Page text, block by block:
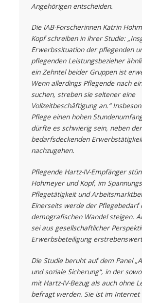
Angehörigen entscheiden.
Die IAB-Forscherinnen Katrin
Kopf schreiben in ihrer Studie:
Erwerbssituation der pflegenden
pflegenden Leistungsbezieher
ein Zehntel beider Gruppen ist
Wenn allerdings Pflegende nach
suchen, streben sie seltener eine
Vollzeitbeschäftigung an.“
Pflege einen hohen
dürfte es schwierig sein, neben
bedarfsdeckenden
nachzugehen.
Pflegende Hartz-IV-Empfänger
Hohmeyer und Kopf, im
Pflegetätigkeit und
Einerseits werde der Pflegebedarf
demografischen Wandel steigen.
sei aus gesellschaftlicher
Erwerbsbeteiligung
Die Studie beruht auf dem Panel
und soziale Sicherung“, in der
mit Hartz-IV-Bezug als auch ohne
befragt werden. Sie ist im